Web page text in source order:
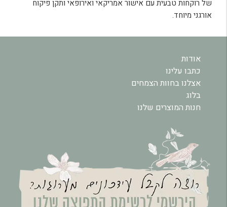
של רוקחות טבעית עם אישור אמריקאי ואירופאי ותקן פיקוח
אורגני מיוחד.
אודות
כתבו עלינו
אצלנו בחוות הצמחים
בלוג
חנות המוצרים שלנו